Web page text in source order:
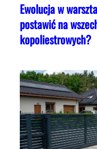
Ewolucja w
postawić na
kopoliestrowych?